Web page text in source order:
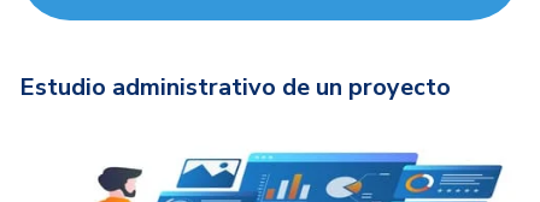
Estudio administrativo de un proyecto